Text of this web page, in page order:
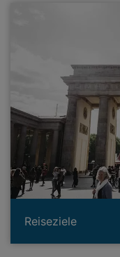
Reiseziele